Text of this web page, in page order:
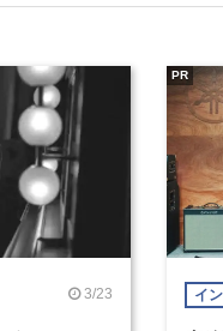
3/23 イ
PR